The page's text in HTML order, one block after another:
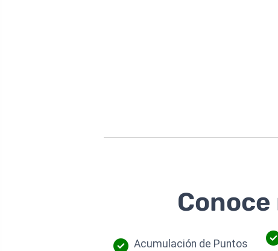
Acumulación de Puntos